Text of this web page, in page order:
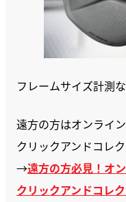
フレームサイズ計測
遠方の方はオンライ
クリックアンドコレク
→遠方の方必見！オ
クリックアンドコレク